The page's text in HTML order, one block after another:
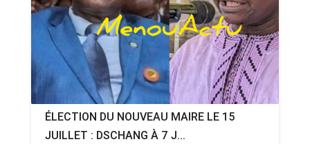
ÉLECTION DU NOUVEAU MAIRE LE 15
JUILLET : DSCHANG À 7 J...